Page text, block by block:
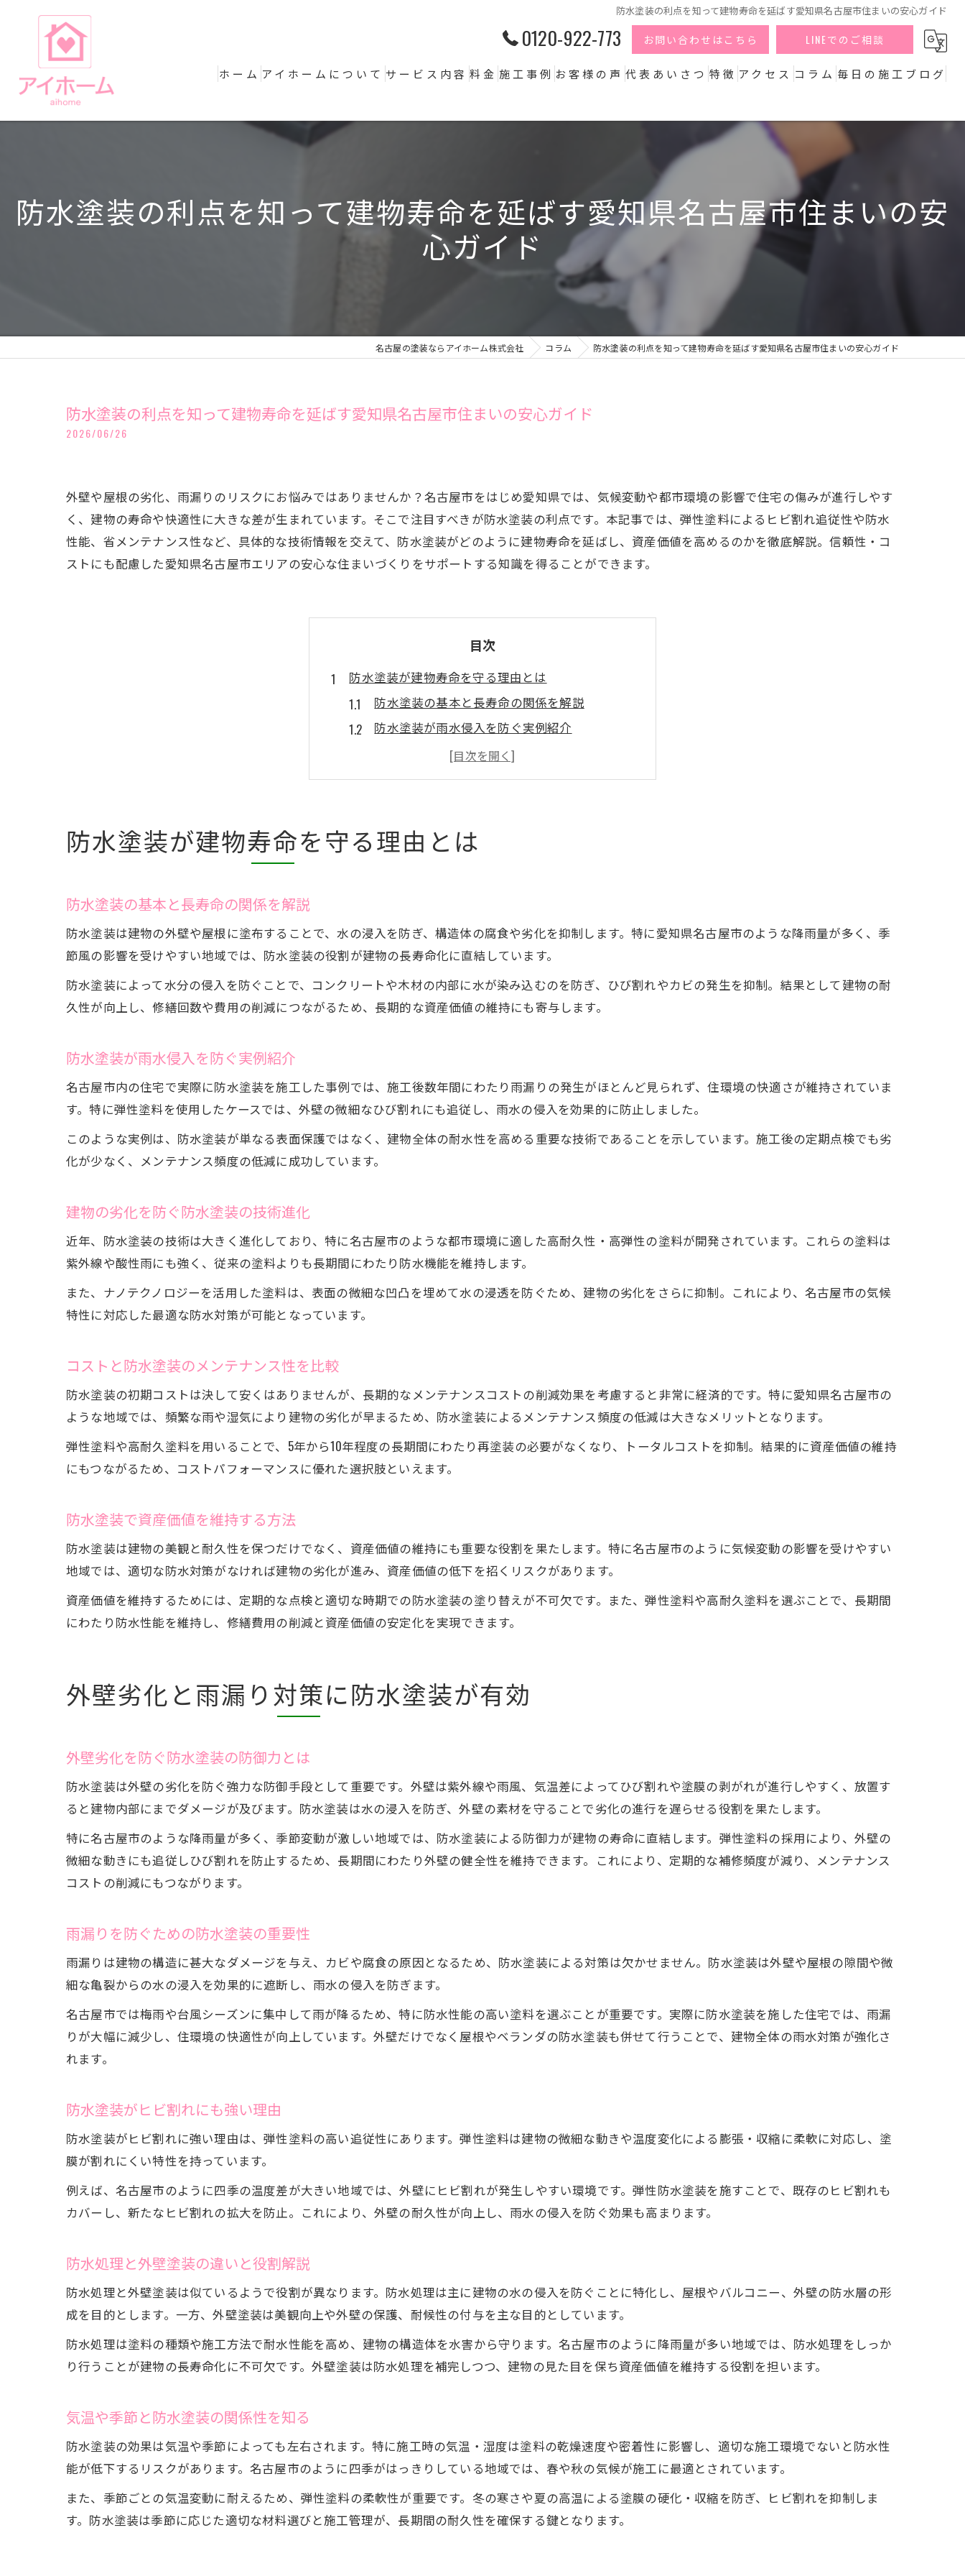
防水塗装の利点を知って建物寿命を延ばす愛知県名古屋市住まいの安心ガイド
0120-922-773 お問い合わせはこちら LINEでのご相談
ホーム アイホームについて サービス内容 料金 施工事例 お客様の声 代表あいさつ 特徴
外壁
リフォーム
エクステリア
アクセス コラム 毎日の施工ブログ
防水塗装の利点を知って建物寿命を延ばす愛知県名古屋市住まいの安
心ガイド
名古屋の塗装ならアイホーム株式会社 コラム 防水塗装の利点を知って建物寿命を延ばす愛知県名古屋市住まいの安心ガイド
防水塗装の利点を知って建物寿命を延ばす愛知県名古屋市住まいの安心ガイド
2026/06/26
外壁や屋根の劣化、雨漏りのリスクにお悩みではありませんか？名古屋市をはじめ愛知県では、気候変動や都市環境の影響で住宅の傷みが進行しやす
く、建物の寿命や快適性に大きな差が生まれています。そこで注目すべきが防水塗装の利点です。本記事では、弾性塗料によるヒビ割れ追従性や防水
性能、省メンテナンス性など、具体的な技術情報を交えて、防水塗装がどのように建物寿命を延ばし、資産価値を高めるのかを徹底解説。信頼性・コ
ストにも配慮した愛知県名古屋市エリアの安心な住まいづくりをサポートする知識を得ることができます。
目次
防水塗装が建物寿命を守る理由とは
防水塗装の基本と長寿命の関係を解説
防水塗装が雨水侵入を防ぐ実例紹介
建物の劣化を防ぐ防水塗装の技術進化
コストと防水塗装のメンテナンス性を比較
外壁劣化と雨漏り対策に防水塗装が有効
外壁劣化を防ぐ防水塗装の防御力とは
防水処理と外壁塗装の違いと役割解説
気温や季節と防水塗装の関係性を知る
知っておきたい防水塗装の基本知識
防水塗装と防水工事の違いを分かりやすく解説
防水塗装の施工流れとポイント紹介
防水塗装の耐用年数と再塗装の目安
名古屋エリアにおすすめの防水施工法
防水塗装と補助金制度の活用法
防水塗装の色褪せリスクと対策法
防水塗装で将来の修繕費を抑えるポイント
防水塗装と他リフォームとの併用効果
防水塗装が建物寿命を守る理由とは
防水塗装の基本と長寿命の関係を解説
防水塗装は建物の外壁や屋根に塗布することで、水の浸入を防ぎ、構造体の腐食や劣化を抑制します。特に愛知県名古屋市のような降雨量が多く、季
節風の影響を受けやすい地域では、防水塗装の役割が建物の長寿命化に直結しています。
防水塗装によって水分の侵入を防ぐことで、コンクリートや木材の内部に水が染み込むのを防ぎ、ひび割れやカビの発生を抑制。結果として建物の耐
久性が向上し、修繕回数や費用の削減につながるため、長期的な資産価値の維持にも寄与します。
防水塗装が雨水侵入を防ぐ実例紹介
名古屋市内の住宅で実際に防水塗装を施工した事例では、施工後数年間にわたり雨漏りの発生がほとんど見られず、住環境の快適さが維持されていま
す。特に弾性塗料を使用したケースでは、外壁の微細なひび割れにも追従し、雨水の侵入を効果的に防止しました。
このような実例は、防水塗装が単なる表面保護ではなく、建物全体の耐水性を高める重要な技術であることを示しています。施工後の定期点検でも劣
化が少なく、メンテナンス頻度の低減に成功しています。
建物の劣化を防ぐ防水塗装の技術進化
近年、防水塗装の技術は大きく進化しており、特に名古屋市のような都市環境に適した高耐久性・高弾性の塗料が開発されています。これらの塗料は
紫外線や酸性雨にも強く、従来の塗料よりも長期間にわたり防水機能を維持します。
また、ナノテクノロジーを活用した塗料は、表面の微細な凹凸を埋めて水の浸透を防ぐため、建物の劣化をさらに抑制。これにより、名古屋市の気候
特性に対応した最適な防水対策が可能となっています。
コストと防水塗装のメンテナンス性を比較
防水塗装の初期コストは決して安くはありませんが、長期的なメンテナンスコストの削減効果を考慮すると非常に経済的です。特に愛知県名古屋市の
ような地域では、頻繁な雨や湿気により建物の劣化が早まるため、防水塗装によるメンテナンス頻度の低減は大きなメリットとなります。
弾性塗料や高耐久塗料を用いることで、5年から10年程度の長期間にわたり再塗装の必要がなくなり、トータルコストを抑制。結果的に資産価値の維持
にもつながるため、コストパフォーマンスに優れた選択肢といえます。
防水塗装で資産価値を維持する方法
防水塗装は建物の美観と耐久性を保つだけでなく、資産価値の維持にも重要な役割を果たします。特に名古屋市のように気候変動の影響を受けやすい
地域では、適切な防水対策がなければ建物の劣化が進み、資産価値の低下を招くリスクがあります。
資産価値を維持するためには、定期的な点検と適切な時期での防水塗装の塗り替えが不可欠です。また、弾性塗料や高耐久塗料を選ぶことで、長期間
にわたり防水性能を維持し、修繕費用の削減と資産価値の安定化を実現できます。
外壁劣化と雨漏り対策に防水塗装が有効
外壁劣化を防ぐ防水塗装の防御力とは
防水塗装は外壁の劣化を防ぐ強力な防御手段として重要です。外壁は紫外線や雨風、気温差によってひび割れや塗膜の剥がれが進行しやすく、放置す
ると建物内部にまでダメージが及びます。防水塗装は水の浸入を防ぎ、外壁の素材を守ることで劣化の進行を遅らせる役割を果たします。
特に名古屋市のような降雨量が多く、季節変動が激しい地域では、防水塗装による防御力が建物の寿命に直結します。弾性塗料の採用により、外壁の
微細な動きにも追従しひび割れを防止するため、長期間にわたり外壁の健全性を維持できます。これにより、定期的な補修頻度が減り、メンテナンス
コストの削減にもつながります。
雨漏りを防ぐための防水塗装の重要性
雨漏りは建物の構造に甚大なダメージを与え、カビや腐食の原因となるため、防水塗装による対策は欠かせません。防水塗装は外壁や屋根の隙間や微
細な亀裂からの水の浸入を効果的に遮断し、雨水の侵入を防ぎます。
名古屋市では梅雨や台風シーズンに集中して雨が降るため、特に防水性能の高い塗料を選ぶことが重要です。実際に防水塗装を施した住宅では、雨漏
りが大幅に減少し、住環境の快適性が向上しています。外壁だけでなく屋根やベランダの防水塗装も併せて行うことで、建物全体の雨水対策が強化さ
れます。
防水塗装がヒビ割れにも強い理由
防水塗装がヒビ割れに強い理由は、弾性塗料の高い追従性にあります。弾性塗料は建物の微細な動きや温度変化による膨張・収縮に柔軟に対応し、塗
膜が割れにくい特性を持っています。
例えば、名古屋市のように四季の温度差が大きい地域では、外壁にヒビ割れが発生しやすい環境です。弾性防水塗装を施すことで、既存のヒビ割れも
カバーし、新たなヒビ割れの拡大を防止。これにより、外壁の耐久性が向上し、雨水の侵入を防ぐ効果も高まります。
防水処理と外壁塗装の違いと役割解説
防水処理と外壁塗装は似ているようで役割が異なります。防水処理は主に建物の水の侵入を防ぐことに特化し、屋根やバルコニー、外壁の防水層の形
成を目的とします。一方、外壁塗装は美観向上や外壁の保護、耐候性の付与を主な目的としています。
防水処理は塗料の種類や施工方法で耐水性能を高め、建物の構造体を水害から守ります。名古屋市のように降雨量が多い地域では、防水処理をしっか
り行うことが建物の長寿命化に不可欠です。外壁塗装は防水処理を補完しつつ、建物の見た目を保ち資産価値を維持する役割を担います。
気温や季節と防水塗装の関係性を知る
防水塗装の効果は気温や季節によっても左右されます。特に施工時の気温・湿度は塗料の乾燥速度や密着性に影響し、適切な施工環境でないと防水性
能が低下するリスクがあります。名古屋市のように四季がはっきりしている地域では、春や秋の気候が施工に最適とされています。
また、季節ごとの気温変動に耐えるため、弾性塗料の柔軟性が重要です。冬の寒さや夏の高温による塗膜の硬化・収縮を防ぎ、ヒビ割れを抑制しま
す。防水塗装は季節に応じた適切な材料選びと施工管理が、長期間の耐久性を確保する鍵となります。